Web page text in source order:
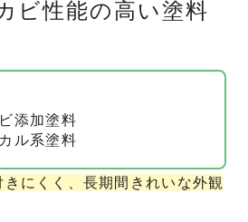
ビ性能の高い塗料
添加塗料
ル系塗料
きにくく、長期間きれいな外観